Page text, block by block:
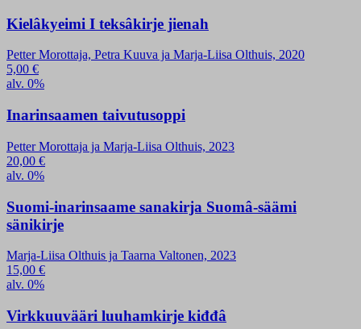
Kielâkyeimi I teksâkirje jienah
Petter Morottaja, Petra Kuuva ja Marja-Liisa Olthuis, 2020
5,00 €
alv. 0%
Inarinsaamen taivutusoppi
Petter Morottaja ja Marja-Liisa Olthuis, 2023
20,00 €
alv. 0%
Suomi-inarinsaame sanakirja Suomâ-säämi
sänikirje
Marja-Liisa Olthuis ja Taarna Valtonen, 2023
15,00 €
alv. 0%
Virkkuuvääri luuhamkirje kiđđâ